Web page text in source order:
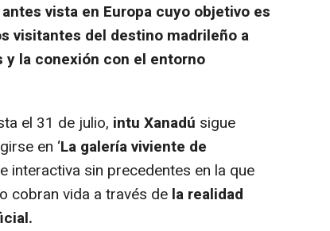
vista en Europa cuyo objetivo es
visitantes del destino madrileño a
y la conexión con el entorno
el 31 de julio, intu Xanadú sigue
en ‘La galería viviente de
interactiva sin precedentes en la que
cobran vida a través de la realidad